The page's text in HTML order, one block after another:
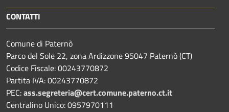
CONTATTI
Comune di Paternò
Parco del Sole 22, zona Ardizzone 95047 Paternò (CT)
Codice Fiscale: 00243770872
Partita IVA: 00243770872
PEC:ass.segreteria@cert.comune.paterno.ct.it
Centralino Unico: 0957970111